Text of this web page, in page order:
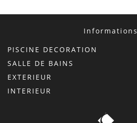
Informations
PISCINE DECORATION
SALLE DE BAINS
EXTERIEUR
INTERIEUR